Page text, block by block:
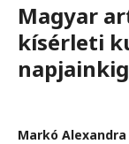
Magyar
kísérleti
napjainkig
Markó Alexandra